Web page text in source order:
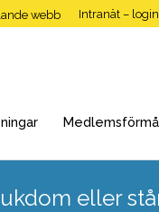
webb Intranät – login
eller